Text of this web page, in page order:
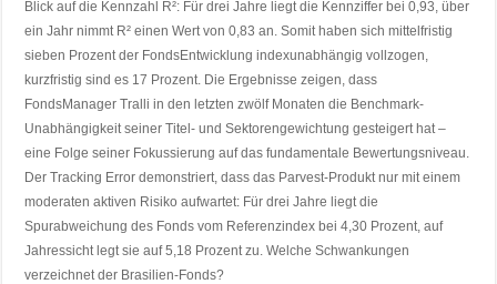
Blick auf die Kennzahl R²: Für drei Jahre liegt die Kennziffer bei 0,93, über
ein Jahr nimmt R² einen Wert von 0,83 an. Somit haben sich mittelfristig
sieben Prozent der FondsEntwicklung indexunabhängig vollzogen,
kurzfristig sind es 17 Prozent. Die Ergebnisse zeigen, dass
FondsManager Tralli in den letzten zwölf Monaten die Benchmark-
Unabhängigkeit seiner Titel- und Sektorengewichtung gesteigert hat –
eine Folge seiner Fokussierung auf das fundamentale Bewertungsniveau.
Der Tracking Error demonstriert, dass das Parvest-Produkt nur mit einem
moderaten aktiven Risiko aufwartet: Für drei Jahre liegt die
Spurabweichung des Fonds vom Referenzindex bei 4,30 Prozent, auf
Jahressicht legt sie auf 5,18 Prozent zu. Welche Schwankungen
verzeichnet der Brasilien-Fonds?